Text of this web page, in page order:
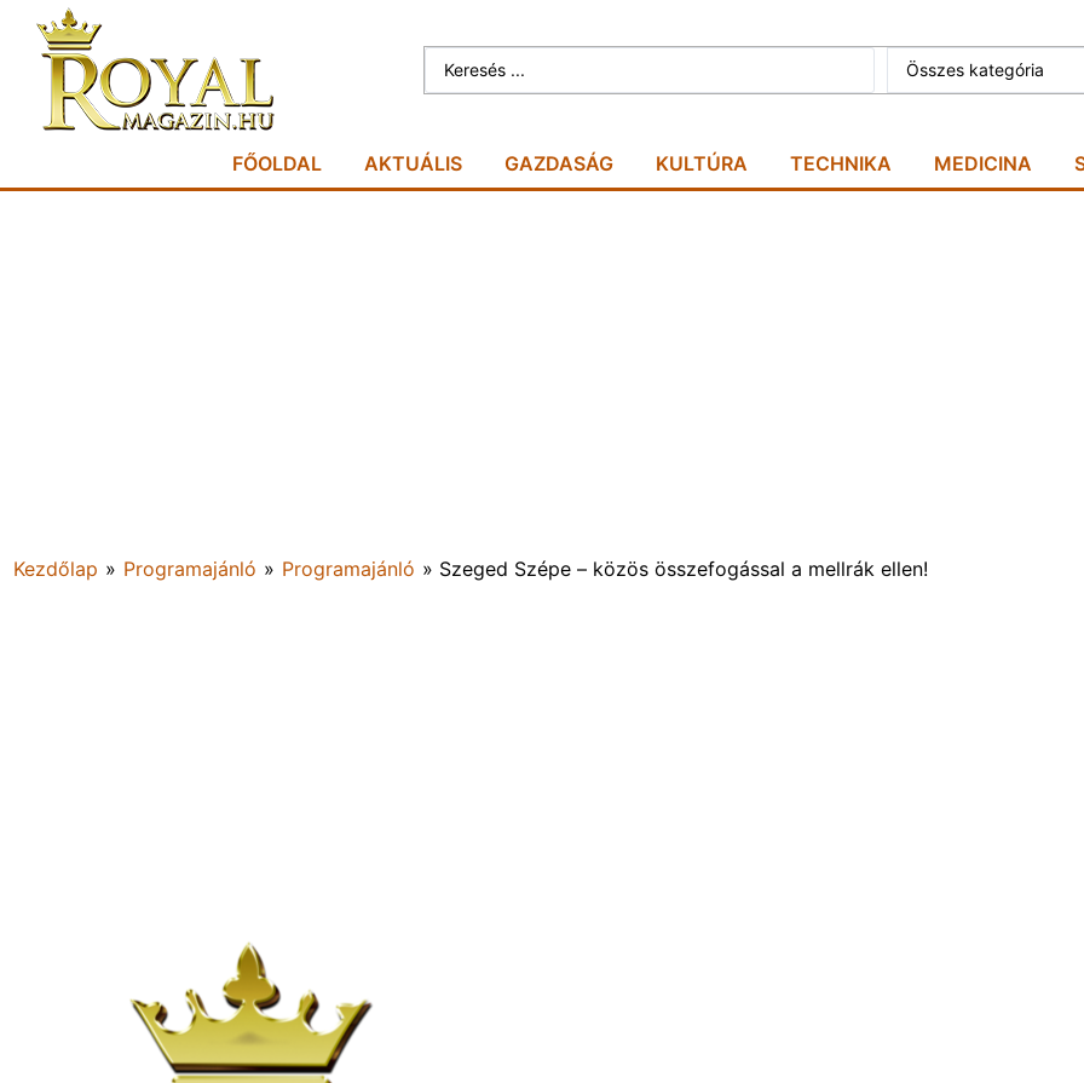
Összes kategória
FŐOLDAL AKTUÁLIS GAZDASÁG KULTÚRA TECHNIKA MEDICINA
Kezdőlap » Programajánló » Programajánló » Szeged Szépe – közös összefogással a mellrák ellen!